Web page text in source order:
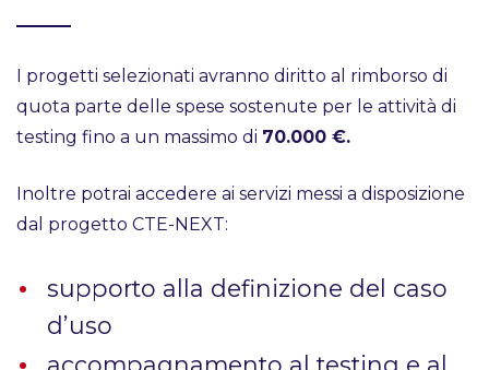
I progetti selezionati avranno diritto al rimborso di
quota parte delle spese sostenute per le attività di
testing fino a un massimo di 70.000 €.
Inoltre potrai accedere ai servizi messi a disposizione
dal progetto CTE-NEXT:
supporto alla definizione del caso
d’uso